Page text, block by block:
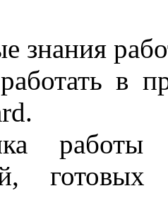
знания
в
работы